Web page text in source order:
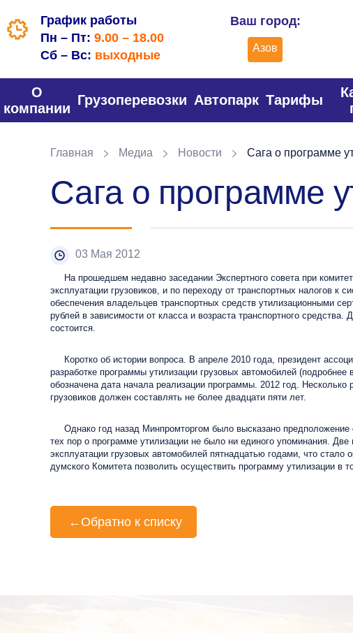
График работы
Пн – Пт: 9.00 – 18.00
Сб – Вс: выходные
Ваш город:
Азов
О
компании
Грузоперевозки Автопарк Тарифы
Главная Медиа Новости Сага о программе
Сага о программе
03 Мая 2012
На прошедшем недавно заседании Экспертного совета при
эксплуатации грузовиков, и по переходу от транспортных налогов к
обеспечения владельцев транспортных средств утилизационными
рублей в зависимости от класса и возраста транспортного
состоится.
Коротко об истории вопроса. В апреле 2010 года, президент
разработке программы утилизации грузовых автомобилей
обозначена дата начала реализации программы. 2012 год.
грузовиков должен составлять не более двадцати пяти лет.
Однако год назад Минпромторгом было высказано предположение
тех пор о программе утилизации не было ни единого упоминания.
эксплуатации грузовых автомобилей пятнадцатью годами, что
думского Комитета позволить осуществить программу утилизации в
← Обратно к списку